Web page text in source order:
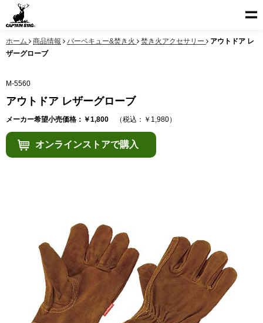
ホーム 商品情報 バーベキュー&焚き火 焚き火アクセサリー
アウトドア レ
ザーグローブ
M-5560
アウトドア レザーグローブ
メーカー希望小売価格：￥1,800 （税込：￥1,980）
オンラインストアで購入